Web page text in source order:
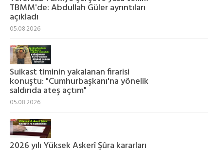
TBMM'de: Abdullah Güler ayrıntıları
açıkladı
05.08.2026
Suikast timinin yakalanan firarisi
konuştu: "Cumhurbaşkanı'na yönelik
saldırıda ateş açtım"
05.08.2026
2026 yılı Yüksek Askerî Şûra kararları